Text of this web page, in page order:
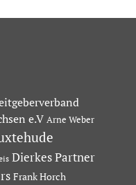
e.V Arne Weber
Dierkes Partner
Frank Horch